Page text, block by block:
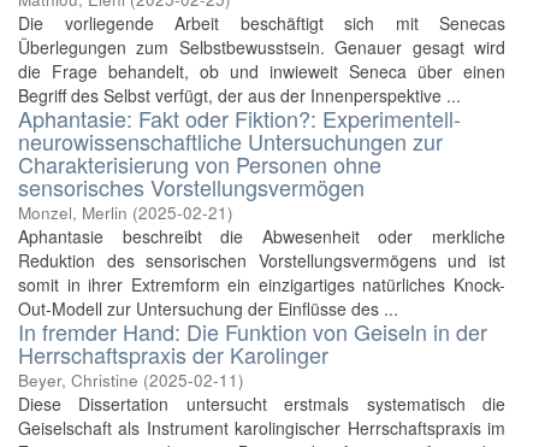
Die vorliegende Arbeit beschäftigt sich mit Senecas
Überlegungen zum Selbstbewusstsein. Genauer gesagt wird
die Frage behandelt, ob und inwieweit Seneca über einen
Begriff des Selbst verfügt, der aus der Innenperspektive ...
Aphantasie: Fakt oder Fiktion?: Experimentell-
neurowissenschaftliche Untersuchungen zur
Charakterisierung von Personen ohne
sensorisches Vorstellungsvermögen
Monzel, Merlin (2025-02-21)
Aphantasie beschreibt die Abwesenheit oder merkliche
Reduktion des sensorischen Vorstellungsvermögens und ist
somit in ihrer Extremform ein einzigartiges natürliches Knock-
Out-Modell zur Untersuchung der Einflüsse des ...
In fremder Hand: Die Funktion von Geiseln in der
Herrschaftspraxis der Karolinger
Beyer, Christine (2025-02-11)
Diese Dissertation untersucht erstmals systematisch die
Geiselschaft als Instrument karolingischer Herrschaftspraxis im